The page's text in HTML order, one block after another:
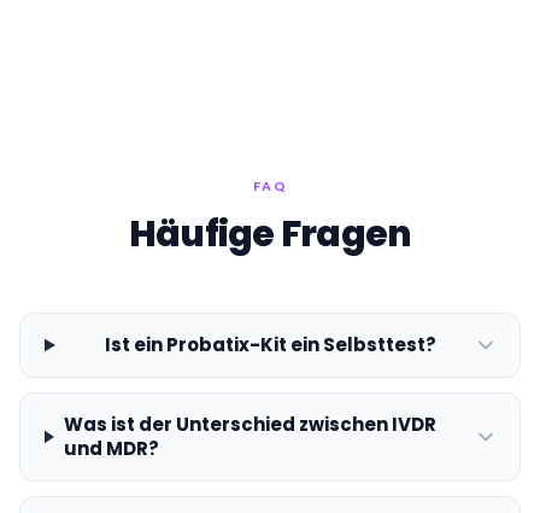
FAQ
Häufige Fragen
Ist ein Probatix-Kit ein Selbsttest?
Was ist der Unterschied zwischen IVDR
und MDR?